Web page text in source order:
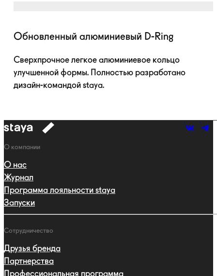
Обновленный алюминиевый D-Ring
Сверхпрочное легкое алюминиевое кольцо
улучшенной формы. Полностью разработано
дизайн-командой staya.
к
Навигация
О компании
О нас
Журнал
Программа лояльности staya
Запуски
Сотрудничество
Друзья бренда
Партнерства
Профессиональная программа